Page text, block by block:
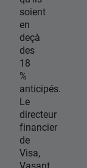
soient
en
deçà
des
18
%
anticipés.
Le
directeur
financier
de
Visa,
Vasant